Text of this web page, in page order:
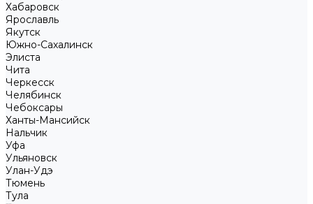
Хабаровск
Ярославль
Якутск
Южно-Сахалинск
Элиста
Чита
Черкесск
Челябинск
Чебоксары
Ханты-Мансийск
Нальчик
Уфа
Ульяновск
Улан-Удэ
Тюмень
Тула